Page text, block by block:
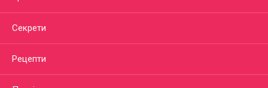
Секрети
Рецепти